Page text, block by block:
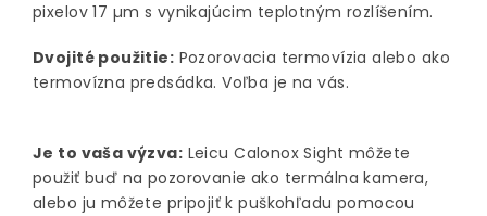
pixelov 17 µm s vynikajúcim teplotným rozlíšením.
Dvojité použitie: Pozorovacia termovízia alebo ako
termovízna predsádka. Voľba je na vás.
Je to vaša výzva: Leicu Calonox Sight môžete
použiť buď na pozorovanie ako termálna kamera,
alebo ju môžete pripojiť k puškohľadu pomocou